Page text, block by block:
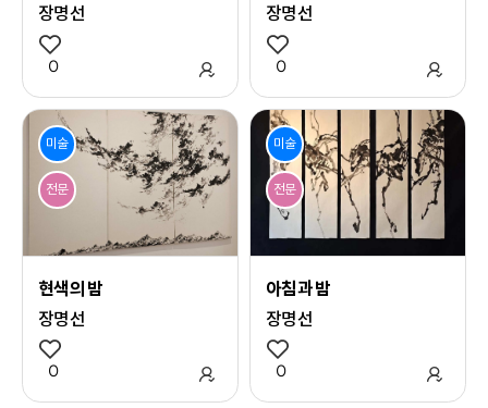
장명선
0 관심 작품 추가
장명선
0
미술
전문
현색의 밤
장명선
0 관심 작품 추가
미술
전문
아침과 밤
장명선
0